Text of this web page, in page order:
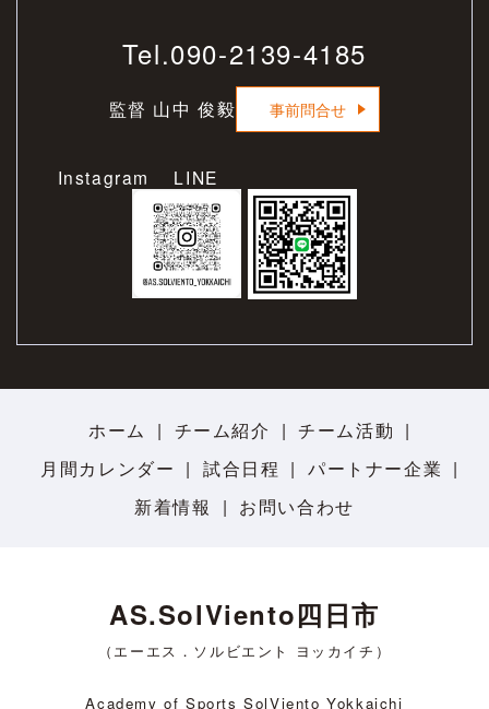
Tel.090-2139-4185
監督 山中 俊毅 事前問合せ
Instagram LINE
ホーム チーム紹介
チーム活動
月間カレンダー
試合日程
パートナー企業
新着情報
お問い合わせ
AS.SolViento四日市
（エーエス．ソルビエント ヨッカイチ）
Academy of Sports SolViento Yokkaichi